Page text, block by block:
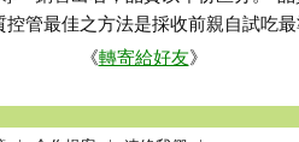
管最佳之方法是採收前親自試吃
《轉寄給好友》